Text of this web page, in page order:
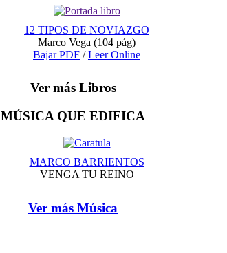
12 TIPOS DE NOVIAZGO
Marco Vega (104 pág)
Bajar PDF /Leer Online
Ver más Libros
MÚSICA QUE EDIFICA
MARCO BARRIENTOS
VENGA TU REINO
Ver más Música